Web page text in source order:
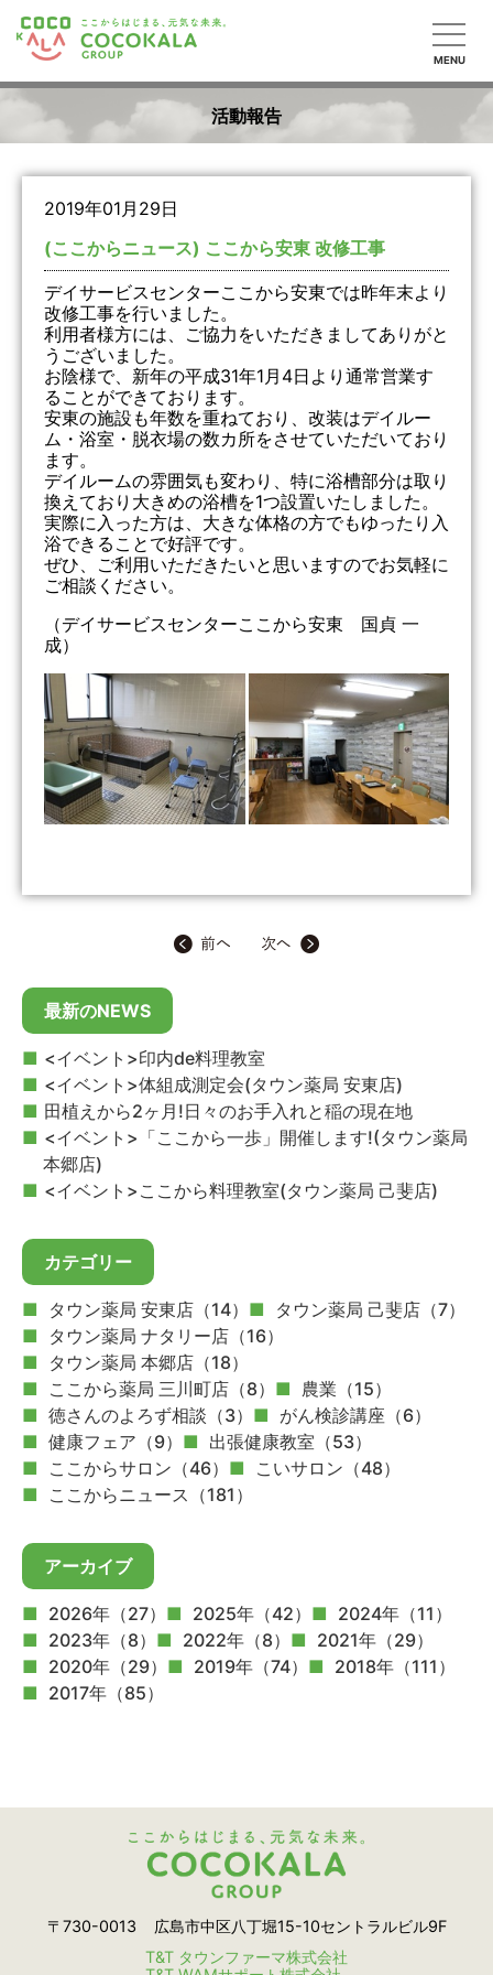
MENU
活動報告
2019年01月29日
(ここからニュース) ここから安東 改修工事
デイサービスセンターここから安東では昨年末より
改修工事を行いました。
利用者様方には、ご協力をいただきましてありがと
うございました。
お陰様で、新年の平成31年1月4日より通常営業す
ることができております。
安東の施設も年数を重ねており、改装はデイルー
ム・浴室・脱衣場の数カ所をさせていただいており
ます。
デイルームの雰囲気も変わり、特に浴槽部分は取り
換えており大きめの浴槽を1つ設置いたしました。
実際に入った方は、大きな体格の方でもゆったり入
浴できることで好評です。
ぜひ、ご利用いただきたいと思いますのでお気軽に
ご相談ください。
（デイサービスセンターここから安東 国貞 一
成）
最新のNEWS
<イベント>印内de料理教室
<イベント>体組成測定会(タウン薬局 安東店)
田植えから2ヶ月!日々のお手入れと稲の現在地
<イベント>「ここから一歩」開催します!(タウン薬局
本郷店)
<イベント>ここから料理教室(タウン薬局 己斐店)
カテゴリー
タウン薬局 安東店（14）
タウン薬局 己斐店（7）
タウン薬局 ナタリー店（16）
タウン薬局 本郷店（18）
ここから薬局 三川町店（8）
農業（15）
徳さんのよろず相談（3）
がん検診講座（6）
健康フェア（9）
出張健康教室（53）
ここからサロン（46）
こいサロン（48）
ここからニュース（181）
アーカイブ
2026年（27） 2025年（42）
2024年（11）
2023年（8）
2022年（8）
2021年（29）
2020年（29）
2019年（74）
2018年（111）
2017年（85）
〒730-0013
広島市中区八丁堀15-10セントラルビル9F
T&T タウンファーマ株式会社